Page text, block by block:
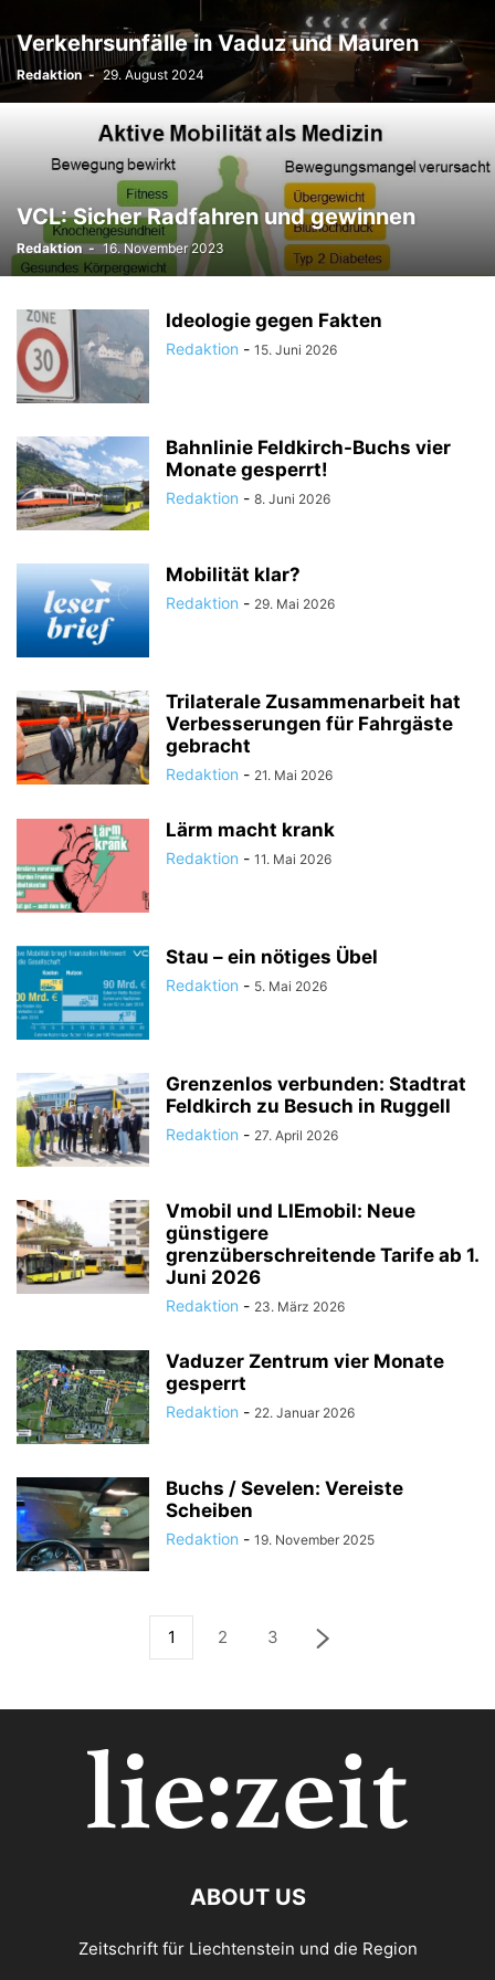
UMFRAGE
ÜSERE WORZLA - HISTORISCHES VEREINE VERKEHR
WIRTSCHAFTS:ZEIT
Verkehrsunfälle in Vaduz und Mauren
Redaktion - 29. August 2024
VCL: Sicher Radfahren und gewinnen
Redaktion - 16. November 2023
Ideologie gegen Fakten
Redaktion - 15. Juni 2026
Bahnlinie Feldkirch-Buchs vier
Monate gesperrt!
Redaktion - 8. Juni 2026
Mobilität klar?
Redaktion - 29. Mai 2026
Trilaterale Zusammenarbeit hat
Verbesserungen für Fahrgäste
gebracht
Redaktion - 21. Mai 2026
Lärm macht krank
Redaktion - 11. Mai 2026
Stau – ein nötiges Übel
Redaktion - 5. Mai 2026
Grenzenlos verbunden: Stadtrat
Feldkirch zu Besuch in Ruggell
Redaktion - 27. April 2026
Vmobil und LIEmobil: Neue
günstigere
grenzüberschreitende Tarife ab 1.
Juni 2026
Redaktion - 23. März 2026
Vaduzer Zentrum vier Monate
gesperrt
Redaktion - 22. Januar 2026
Buchs / Sevelen: Vereiste
Scheiben
Redaktion - 19. November 2025
1 2 3
ABOUT US
Zeitschrift für Liechtenstein und die Region